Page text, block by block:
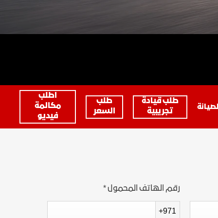
مواقعنا
الاكسسوارات
خدمات جوجل المدمجة
طلب قيادة
تجريبية
طلب
السعر
اطلب
مكالمة
فيديو
رقم الهاتف المحمول*
+971